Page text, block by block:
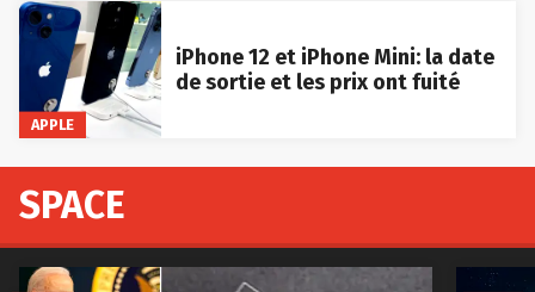
APPLE
iPhone 12 et iPhone Mini: la date
de sortie et les prix ont fuité
SPACE